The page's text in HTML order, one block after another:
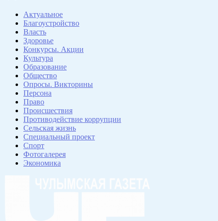
Актуальное
Благоустройство
Власть
Здоровье
Конкурсы. Акции
Культура
Образование
Общество
Опросы. Викторины
Персона
Право
Происшествия
Противодействие коррупции
Сельская жизнь
Специальный проект
Спорт
Фотогалерея
Экономика